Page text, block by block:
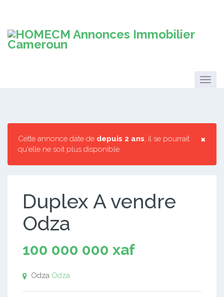
×
Cette annonce date de depuis 2 ans, il se pourrait
qu'elle ne soit plus disponible.
Duplex A vendre
Odza
100 000 000 xaf
Odza Odza